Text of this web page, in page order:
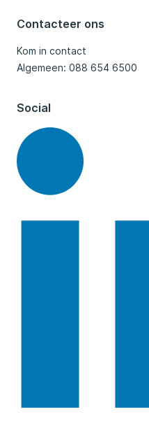
Contacteer ons
Kom in contact
Algemeen: 088 654 6500
Social